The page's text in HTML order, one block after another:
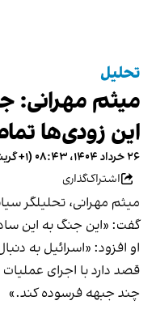
تحلیل
میثم مهرانی:
این زودی‌ها
۲۶ خرداد ۱۴۰۴، ۰۸:۴۳ (‎+۱ گرینویچ)
اشتراک‌گذاری
میثم مهرانی، تحلیلگر
گفت: «این جنگ به این
او افزود: «اسرائیل به
قصد دارد با اجرای
چند جبهه فرسوده کند.»